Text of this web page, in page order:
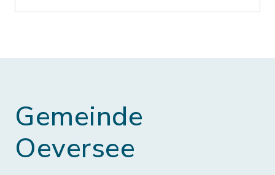
Gemeinde
Oeversee